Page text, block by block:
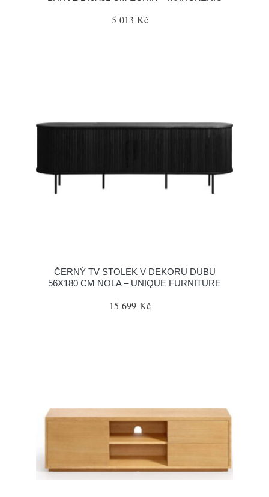
5 013 Kč
ČERNÝ TV STOLEK V DEKORU DUBU
56X180 CM NOLA – UNIQUE FURNITURE
15 699 Kč